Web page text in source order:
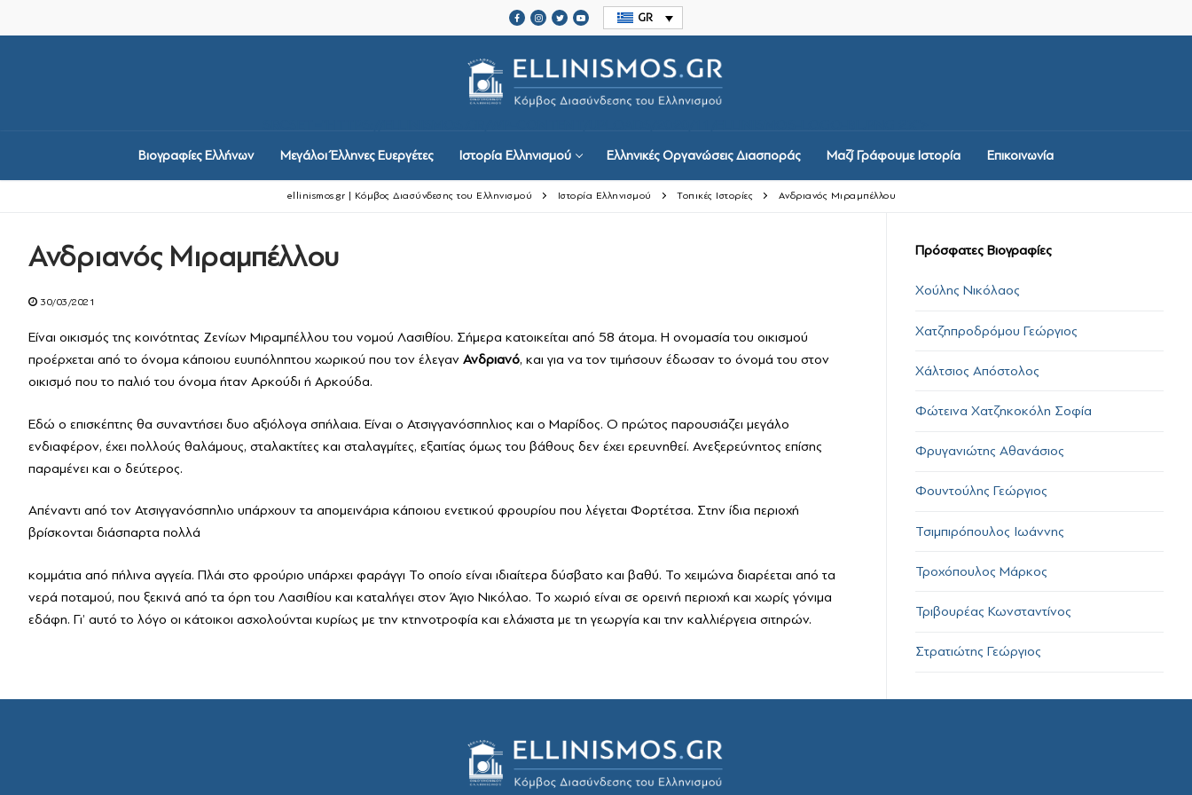
στο
GR
Βιογραφίες Ελλήνων Μεγάλοι Έλληνες Ευεργέτες Ιστορία Ελληνισμού Ελληνικές Οργανώσεις Διασποράς Μαζί Γράφουμε Ιστορία Επικοινωνία
Βιογραφίες Ελλήνων
Ιστορία Ελληνισμού
Ιστορία Ελληνισμού
Ελληνικές Οργανώσεις Διασποράς
Επικοινωνία
ellinismos.gr | Κόμβος Διασύνδεσης του Ελληνισμού Ιστορία Ελληνισμού Τοπικές Ιστορίες Ανδριανός Μιραμπέλλου
Ανδριανός Μιραμπέλλου
30/03/2021
Είναι οικισμός της κοινότητας Ζενίων Μιραμπέλλου του νομού Λασιθίου. Σήμερα κατοικείται από 58 άτομα. Η ονομασία του οικισμού
προέρχεται από το όνομα κάποιου ευυπόληπτου χωρικού που τον έλεγαν Ανδριανό, και για να τον τιμήσουν έδωσαν το όνομά του στον
οικισμό που το παλιό του όνομα ήταν Αρκούδι ή Αρκούδα.
Εδώ ο επισκέπτης θα συναντήσει δυο αξιόλογα σπήλαια. Είναι ο Ατσιγγανόσπηλιος και ο Μαρίδος. Ο πρώτος παρουσιάζει μεγάλο
ενδιαφέρον, έχει πολλούς θαλάμους, σταλακτίτες και σταλαγμίτες, εξαιτίας όμως του βάθους δεν έχει ερευνηθεί. Ανεξερεύνητος επίσης
παραμένει και ο δεύτερος.
Απέναντι από τον Ατσιγγανόσπηλιο υπάρχουν τα απομεινάρια κάποιου ενετικού φρουρίου που λέγεται Φορτέτσα. Στην ίδια περιοχή
βρίσκονται διάσπαρτα πολλά
κομμάτια από πήλινα αγγεία. Πλάι στο φρούριο υπάρχει φαράγγι Το οποίο είναι ιδιαίτερα δύσβατο και βαθύ. Το χειμώνα διαρέεται από τα
νερά ποταμού, που ξεκινά από τα όρη του Λασιθίου και καταλήγει στον Άγιο Νικόλαο. Το χωριό είναι σε ορεινή περιοχή και χωρίς γόνιμα
εδάφη. Γι’ αυτό το λόγο οι κάτοικοι ασχολούνται κυρίως με την κτηνοτροφία και ελάχιστα με τη γεωργία και την καλλιέργεια σιτηρών.
Πρόσφατες Βιογραφίες
Χούλης Νικόλαος
Χατζηπροδρόμου Γεώργιος
Χάλτσιος Απόστολος
Φώτεινα Χατζηκοκόλη Σοφία
Φρυγανιώτης Αθανάσιος
Φουντούλης Γεώργιος
Τσιμπιρόπουλος Ιωάννης
Τροχόπουλος Μάρκος
Τριβουρέας Κωνσταντίνος
Στρατιώτης Γεώργιος